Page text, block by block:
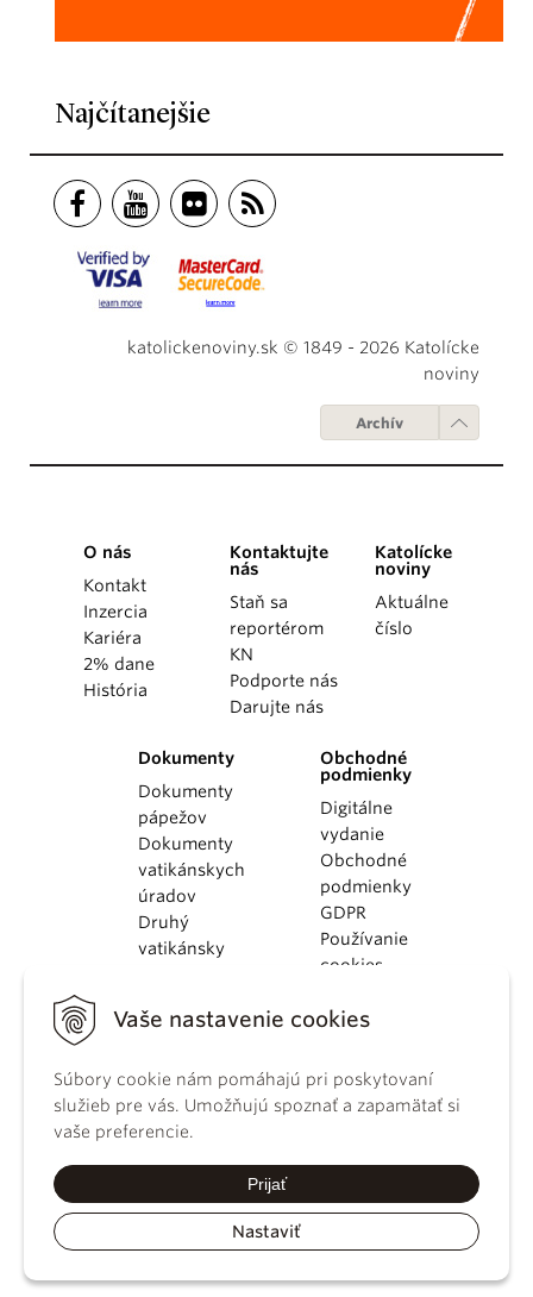
Vaše nastavenie cookies
Súbory cookie nám pomáhajú pri poskytovaní
služieb pre vás. Umožňujú spoznať a zapamätať si
vaše preferencie.
Prijať
Nastaviť
Najčítanejšie
katolickenoviny.sk © 1849 - 2026 Katolícke
noviny
Archív
O nás
Kontakt
Inzercia
Kariéra
2% dane
História
Kontaktujte
nás
Staň sa
reportérom
KN
Podporte nás
Darujte nás
Katolícke
noviny
Aktuálne
číslo
Dokumenty
Dokumenty
pápežov
Dokumenty
vatikánskych
úradov
Druhý
vatikánsky
KBS
kánonického
práva
Katechizmus
Obchodné
podmienky
Digitálne
vydanie
Obchodné
podmienky
GDPR
Používanie
cookies